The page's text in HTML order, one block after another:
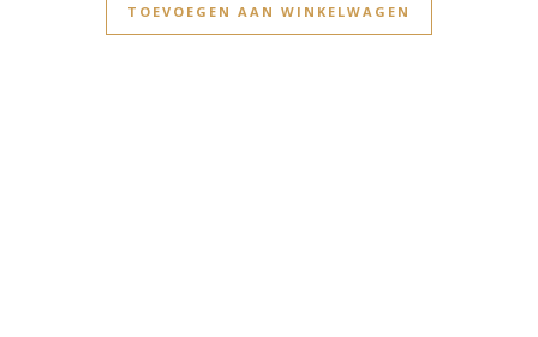
TOEVOEGEN AAN WINKELWAGEN